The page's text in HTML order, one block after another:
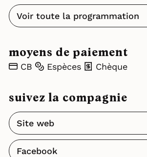
Voir toute la programmation
moyens de paiement
CB Espèces Chèque
suivez la compagnie
Site web
Facebook